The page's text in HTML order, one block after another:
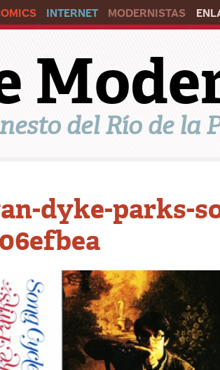
INTERNET MODERNISTAS
del Río de la
dyke-parks-